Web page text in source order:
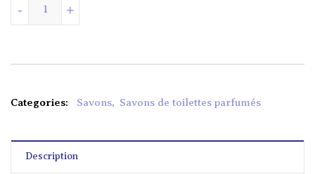
+
-
Categories: Savons, Savons de toilettes parfumés
Description